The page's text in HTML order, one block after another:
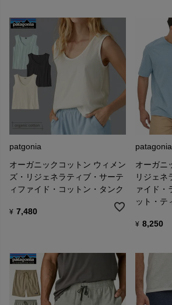
１. おでかけの際のついでに、パタゴニア直
クスへお入れください。
２. パタゴニアDCへご送付ください
〒341-0059
埼玉県三郷市インター南1-4-2 GLP三郷Ⅲ 2F
日本ロジステック内パタゴニアDC
「パタゴニア・リサイクル」係
TEL： 0800-8887-447 （フリーコール／通話
■パタゴニアの包装について
パタゴニアの製品は、作業上の理由により
patgonia
オーガニックコットン ウィメン
ズ・リジェネラティブ・サーテ
ィファイド・コットン・タンク
¥ 7,480
patagonia
オーガニ
リジェネ
ァイド・
ット・テ
¥ 8,250